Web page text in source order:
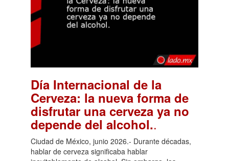
Día Internacional de la
Cerveza: la nueva forma de
disfrutar una cerveza ya no
depende del alcohol..
Ciudad de México, junio 2026.- Durante décadas,
hablar de cerveza significaba hablar